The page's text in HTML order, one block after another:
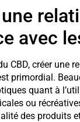
avec
CBD, créer une
primordial.
quant à
ou
des produits